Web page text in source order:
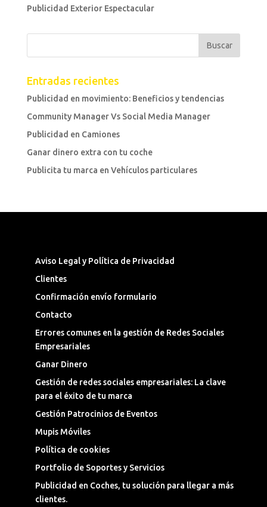
Publicidad Exterior Espectacular
Entradas recientes
Publicidad en movimiento: Beneficios y tendencias
Community Manager Vs Social Media Manager
Publicidad en Camiones
Ganar dinero extra con tu coche
Publicita tu marca en Vehículos particulares
Aviso Legal y Política de Privacidad
Clientes
Confirmación envío formulario
Contacto
Errores comunes en la gestión de Redes Sociales
Empresariales
Ganar Dinero
Gestión de redes sociales empresariales: La clave
para el éxito de tu marca
Gestión Patrocinios de Eventos
Mupis Móviles
Política de cookies
Portfolio de Soportes y Servicios
Publicidad en Coches, tu solución para llegar a más
clientes.